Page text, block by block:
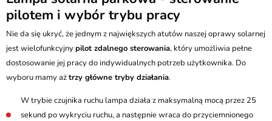
pilotem i wybór trybu pracy
Nie da się ukryć, że jednym z największych atutów naszej oprawy solarnej
jest wielofunkcyjnypilot zdalnego sterowania, który umożliwia pełne
dostosowanie jej pracy do indywidualnych potrzeb użytkownika. Do
wyboru mamy ażtrzy główne tryby działania.
W trybie czujnika ruchu lampa działa z maksymalną mocą przez 25
sekund po wykryciu ruchu, a następnie wraca do przyciemnionego